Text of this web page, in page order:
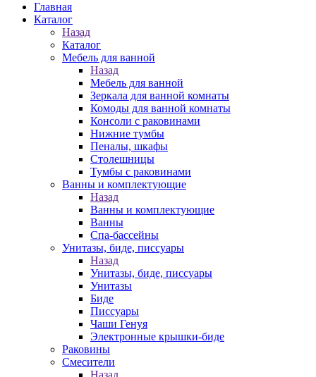
Главная
Каталог
Назад
Каталог
Мебель для ванной
Назад
Мебель для ванной
Зеркала для ванной комнаты
Комоды для ванной комнаты
Консоли с раковинами
Нижние тумбы
Пеналы, шкафы
Столешницы
Тумбы с раковинами
Ванны и комплектующие
Назад
Ванны и комплектующие
Ванны
Спа-бассейны
Унитазы, биде, писсуары
Назад
Унитазы, биде, писсуары
Унитазы
Биде
Писсуары
Чаши Генуя
Электронные крышки-биде
Раковины
Смесители
Назад